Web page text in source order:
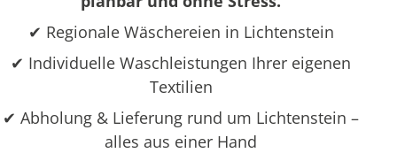
✔ Regionale Wäschereien in Lichtenstein
✔ Individuelle Waschleistungen Ihrer eigenen
Textilien
✔ Abholung & Lieferung rund um Lichtenstein –
alles aus einer Hand